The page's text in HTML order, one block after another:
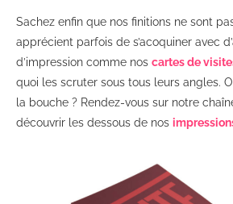
Sachez enfin que nos finitions ne sont
apprécient parfois de s’acoquiner avec
d’impression comme nos cartes de
quoi les scruter sous tous leurs angles.
la bouche ? Rendez-vous sur notre
découvrir les dessous de nos